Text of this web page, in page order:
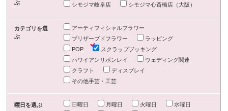
ぶ シモジマ岐阜店 シモジマ心斎橋店（大阪）
カテゴリを選
ぶ
アーティフィシャルフラワー
プリザーブドフラワー
ラッピング
POP
スクラップブッキング
ハワイアンリボンレイ
ウェディング関連
クラフト
ディスプレイ
その他手芸・工芸
曜日を選ぶ 日曜日 月曜日 火曜日
水曜日